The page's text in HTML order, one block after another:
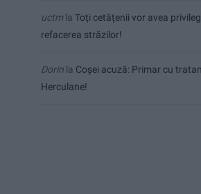
uctmla Toți cetățenii vor avea
refacerea străzilor!
Dorin la Coșei acuză: Primar cu
Herculane!